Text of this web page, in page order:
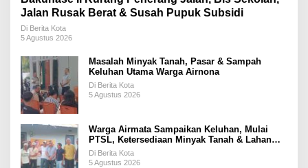
Jalan Rusak Berat & Susah Pupuk Subsidi
Di Berita Kota
5 Agustus 2026
Masalah Minyak Tanah, Pasar & Sampah
Keluhan Utama Warga Airnona
Di Berita Kota
5 Agustus 2026
Warga Airmata Sampaikan Keluhan, Mulai
PTSL, Ketersediaan Minyak Tanah & Lahan
Pemakaman
Di Berita Kota
5 Agustus 2026